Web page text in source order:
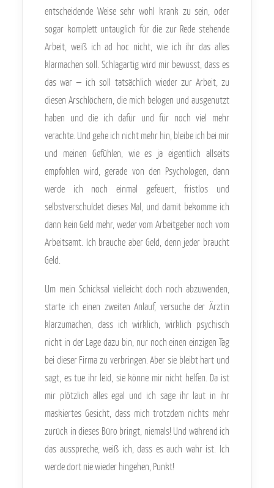
entscheidende Weise sehr wohl krank zu sein, oder
sogar komplett untauglich für die zur Rede stehende
Arbeit, weiß ich ad hoc nicht, wie ich ihr das alles
klarmachen soll. Schlagartig wird mir bewusst, dass es
das war − ich soll tatsächlich wieder zur Arbeit, zu
diesen Arschlöchern, die mich belogen und ausgenutzt
haben und die ich dafür und für noch viel mehr
verachte. Und gehe ich nicht mehr hin, bleibe ich bei mir
und meinen Gefühlen, wie es ja eigentlich allseits
empfohlen wird, gerade von den Psychologen, dann
werde ich noch einmal gefeuert, fristlos und
selbstverschuldet dieses Mal, und damit bekomme ich
dann kein Geld mehr, weder vom Arbeitgeber noch vom
Arbeitsamt. Ich brauche aber Geld, denn jeder braucht
Geld.
Um mein Schicksal vielleicht doch noch abzuwenden,
starte ich einen zweiten Anlauf, versuche der Ärztin
klarzumachen, dass ich wirklich, wirklich psychisch
nicht in der Lage dazu bin, nur noch einen einzigen Tag
bei dieser Firma zu verbringen. Aber sie bleibt hart und
sagt, es tue ihr leid, sie könne mir nicht helfen. Da ist
mir plötzlich alles egal und ich sage ihr laut in ihr
maskiertes Gesicht, dass mich trotzdem nichts mehr
zurück in dieses Büro bringt, niemals! Und während ich
das ausspreche, weiß ich, dass es auch wahr ist. Ich
werde dort nie wieder hingehen, Punkt!